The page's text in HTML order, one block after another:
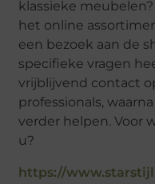
klassieke
het online
een bezoek aan de
specifieke vragen
vrijblijvend contact
professionals,
verder helpen. Voor
u?
https://